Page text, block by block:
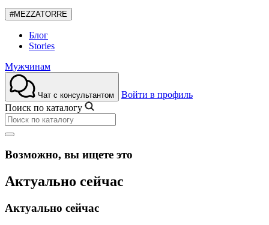
#MEZZATORRE
Блог
Stories
Мужчинам
Чат с консультантом
Войти в профиль
Поиск по каталогу
Возможно, вы ищете это
Актуально сейчас
Актуально сейчас